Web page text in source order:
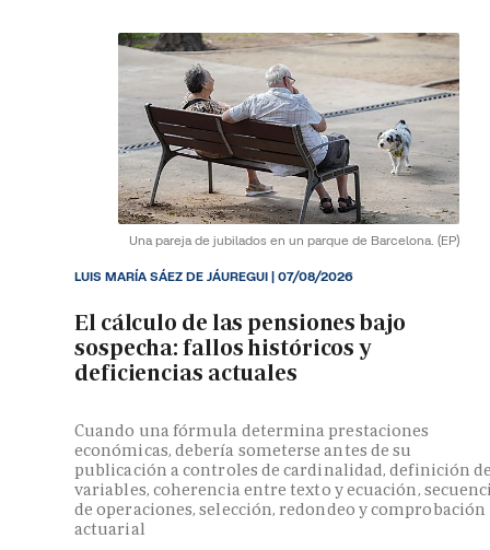
Una pareja de jubilados en un parque de Barcelona. (EP)
El cálculo de las pensiones bajo
sospecha: fallos históricos y
deficiencias actuales
Cuando una fórmula determina prestaciones
económicas, debería someterse antes de su
publicación a controles de cardinalidad, definición
variables, coherencia entre texto y ecuación,
de operaciones, selección, redondeo y comprobación
actuarial
LUIS MARÍA SÁEZ DE JÁUREGUI |07/08/2026